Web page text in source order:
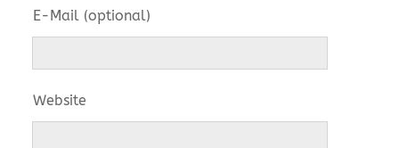
E-Mail (optional)
Website